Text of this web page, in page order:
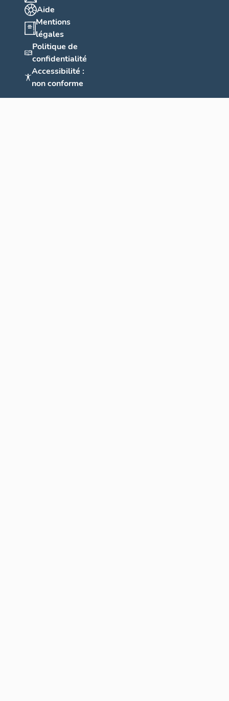
Aide
Mentions
légales
Politique de
confidentialité
Accessibilité :
non conforme